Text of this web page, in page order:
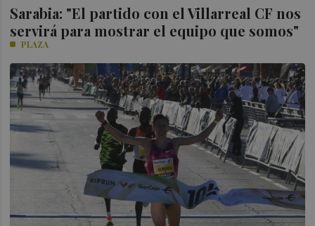
Sarabia: "El partido con el Villarreal CF nos
servirá para mostrar el equipo que somos"
PLAZA